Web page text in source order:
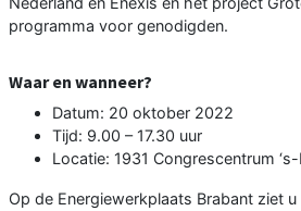
programma voor genodigden.
Waar en wanneer?
Datum: 20 oktober 2022
Tijd: 9.00 – 17.30 uur
Locatie: 1931 Congrescentrum
Op de Energiewerkplaats Brabant ziet